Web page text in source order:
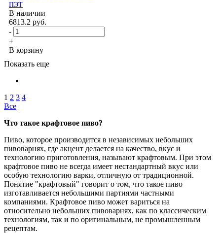
ПЭТ
В наличии
6813.2 руб.
-
+
В корзину
Показать еще
1 2 3 4
Все
Что такое крафтовое пиво?
Пиво, которое производится в независимых небольших
пивоварнях, где акцент делается на качество, вкус и
технологию приготовления, называют крафтовым. При этом
крафтовое пиво не всегда имеет нестандартный вкус или
особую технологию варки, отличную от традиционной.
Понятие "крафтовый" говорит о том, что такое пиво
изготавливается небольшими партиями частными
компаниями. Крафтовое пиво может вариться на
относительно небольших пивоварнях, как по классическим
технологиям, так и по оригинальным, не промышленным
рецептам.